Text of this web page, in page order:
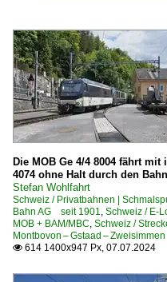
Die MOB Ge 4/4 8004 fährt
4074 ohne Halt durch den
Stefan Wohlfahrt
Schweiz / Privatbahnen |
Bahn AG seit 1901, Schweiz / E-
MOB + BAM/MBC, Schweiz /
Montbovon – Gstaad –
 614 1400x947 Px, 07.07.2024